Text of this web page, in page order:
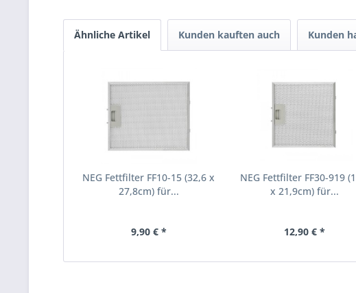
Ähnliche Artikel Kunden kauften auch Kunden
NEG Fettfilter FF10-15 (32,6 x
27,8cm) für...
9,90 € *
NEG Fettfilter FF30-919
x 21,9cm) für...
12,90 € *